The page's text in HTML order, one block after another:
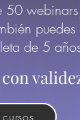
50
de 5